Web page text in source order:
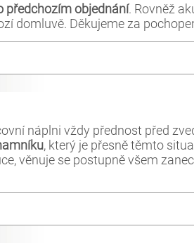
předchozím objednání. Rovněž
domluvě. Děkujeme za
náplni vždy přednost před
, který je přesně těmto
věnuje se postupně všem